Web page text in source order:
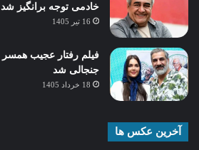
خادمی توجه برانگیز شد
16 تیر 1405
فیلم رفتار عجیب همسر
جنجالی شد
18 خرداد 1405
آخرین عکس ها